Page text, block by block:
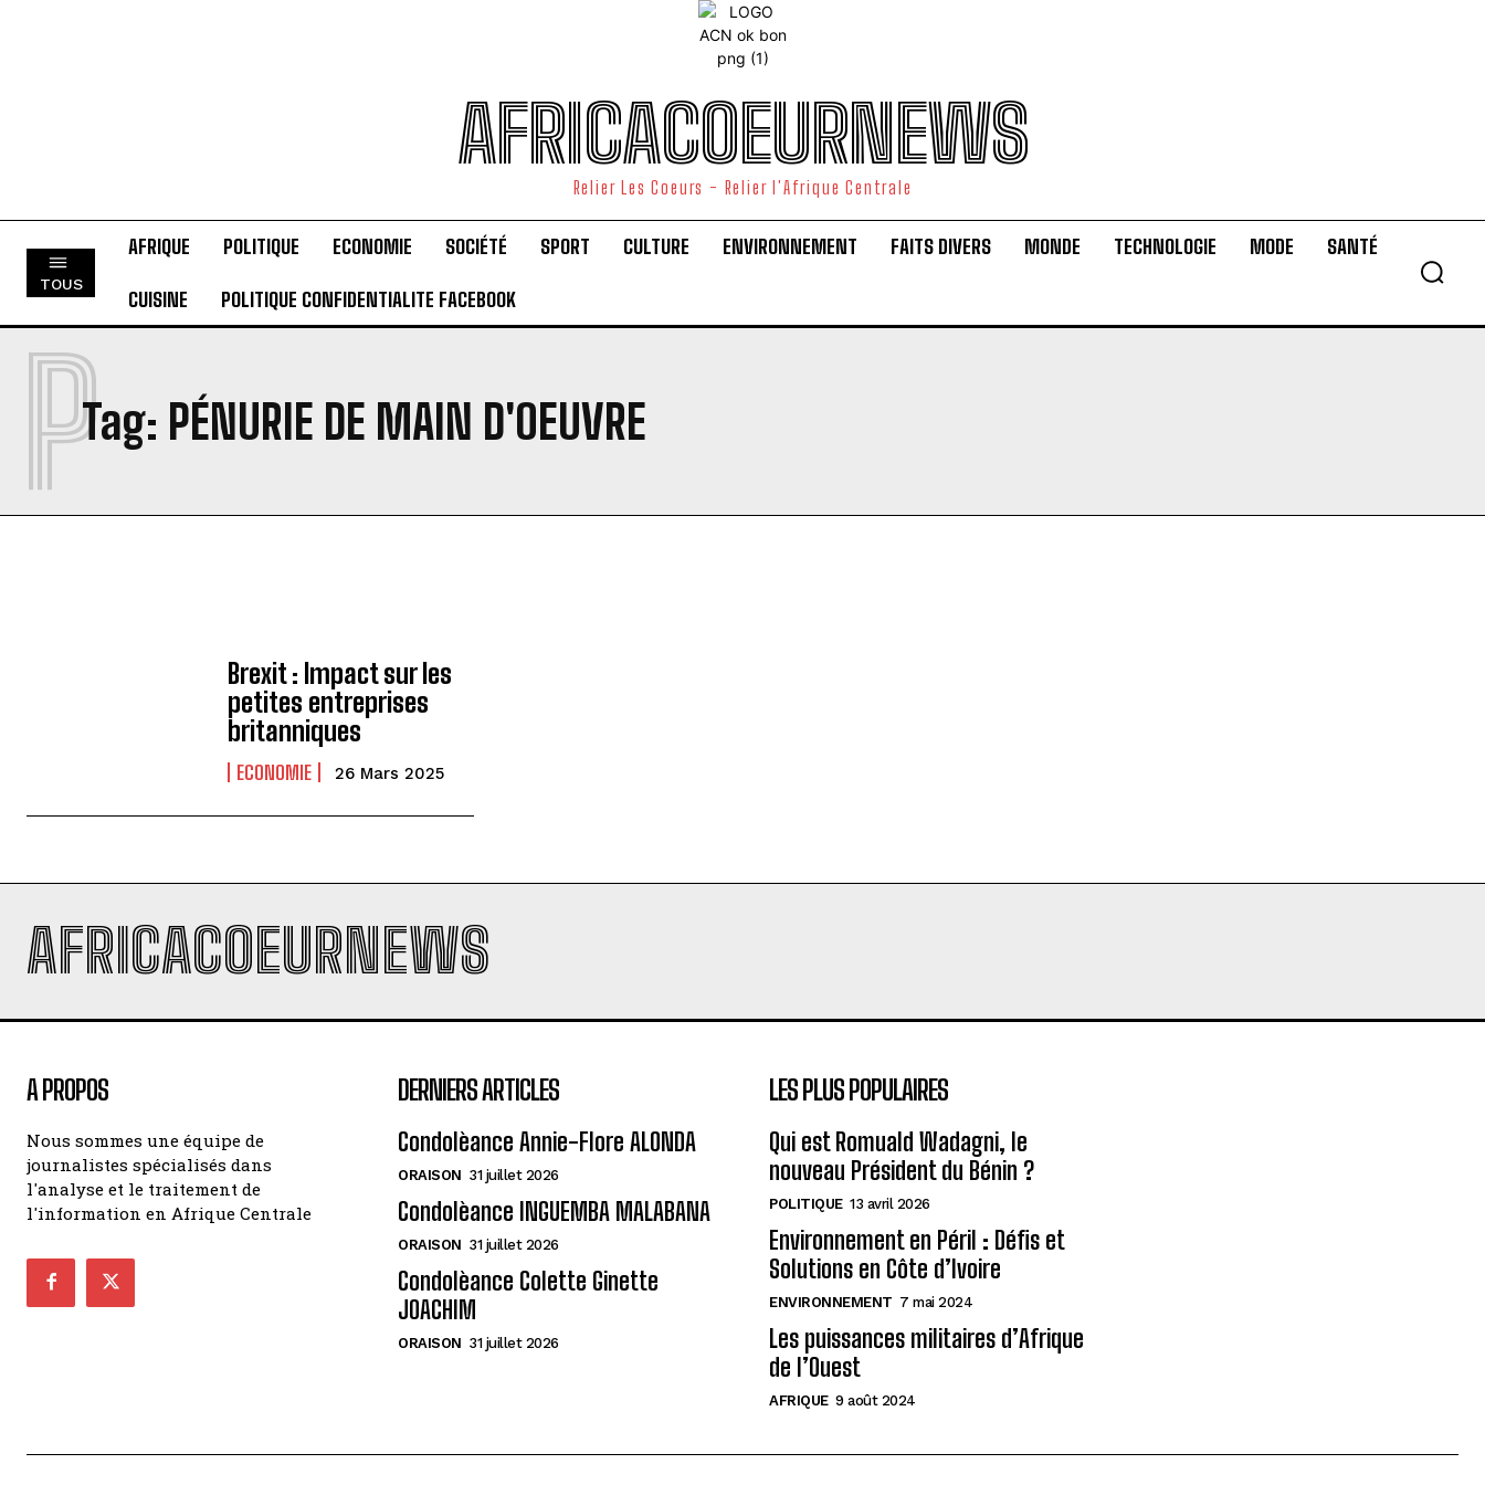
AFRICACOEURNEWS
Relier Les Coeurs - Relier l'Afrique Centrale
TOUS
AFRIQUE POLITIQUE ECONOMIE SOCIÉTÉ SPORT CULTURE ENVIRONNEMENT FAITS DIVERS MONDE TECHNOLOGIE MODE SANTÉ
CUISINE POLITIQUE CONFIDENTIALITE FACEBOOK
Tag: PÉNURIE DE MAIN D'OEUVRE
P
Brexit : Impact sur les
petites entreprises
britanniques
ECONOMIE 26 Mars 2025
AFRICACOEURNEWS
A PROPOS
Nous sommes une équipe de
journalistes spécialisés dans
l'analyse et le traitement de
l'information en Afrique Centrale
DERNIERS ARTICLES
Condolèance Annie-Flore ALONDA
ORAISON 31 juillet 2026
Condolèance INGUEMBA MALABANA
ORAISON 31 juillet 2026
Condolèance Colette Ginette
JOACHIM
ORAISON 31 juillet 2026
LES PLUS POPULAIRES
Qui est Romuald Wadagni, le
nouveau Président du Bénin ?
POLITIQUE 13 avril 2026
Environnement en Péril : Défis et
Solutions en Côte d’Ivoire
ENVIRONNEMENT 7 mai 2024
Les puissances militaires d’Afrique
de l’Ouest
AFRIQUE 9 août 2024